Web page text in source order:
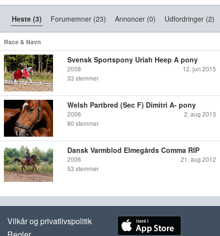
Heste (3) Forumemner (23) Annoncer (0) Udfordringer (2)
Race & Navn
Svensk Sportspony Uriah Heep A pony
2008
12. jun 2015
33 stemmer
Welsh Partbred (Sec F) Dimitri A- pony
2006
2. aug 2013
80 stemmer
Dansk Varmblod Elmegårds Comma RIP
2006
21. aug 2012
53 stemmer
Vilkår og privatlivspolitik